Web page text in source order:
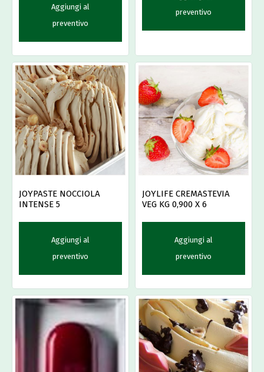
Aggiungi al
preventivo
preventivo
JOYPASTE NOCCIOLA
INTENSE 5
Aggiungi al
preventivo
JOYLIFE CREMASTEVIA
VEG KG 0,900 X 6
Aggiungi al
preventivo